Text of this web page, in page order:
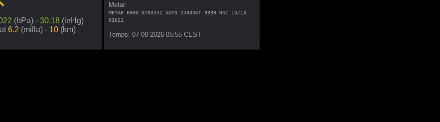
(hPa) - 30.18 (inHg)
6.2 (milla) - 10 (km)
Metar:
METAR EHGG 070355Z AUTO 24004KT 9999 NSC 14/13
Q1022
Temps: 07-08-2026 05:55 CEST